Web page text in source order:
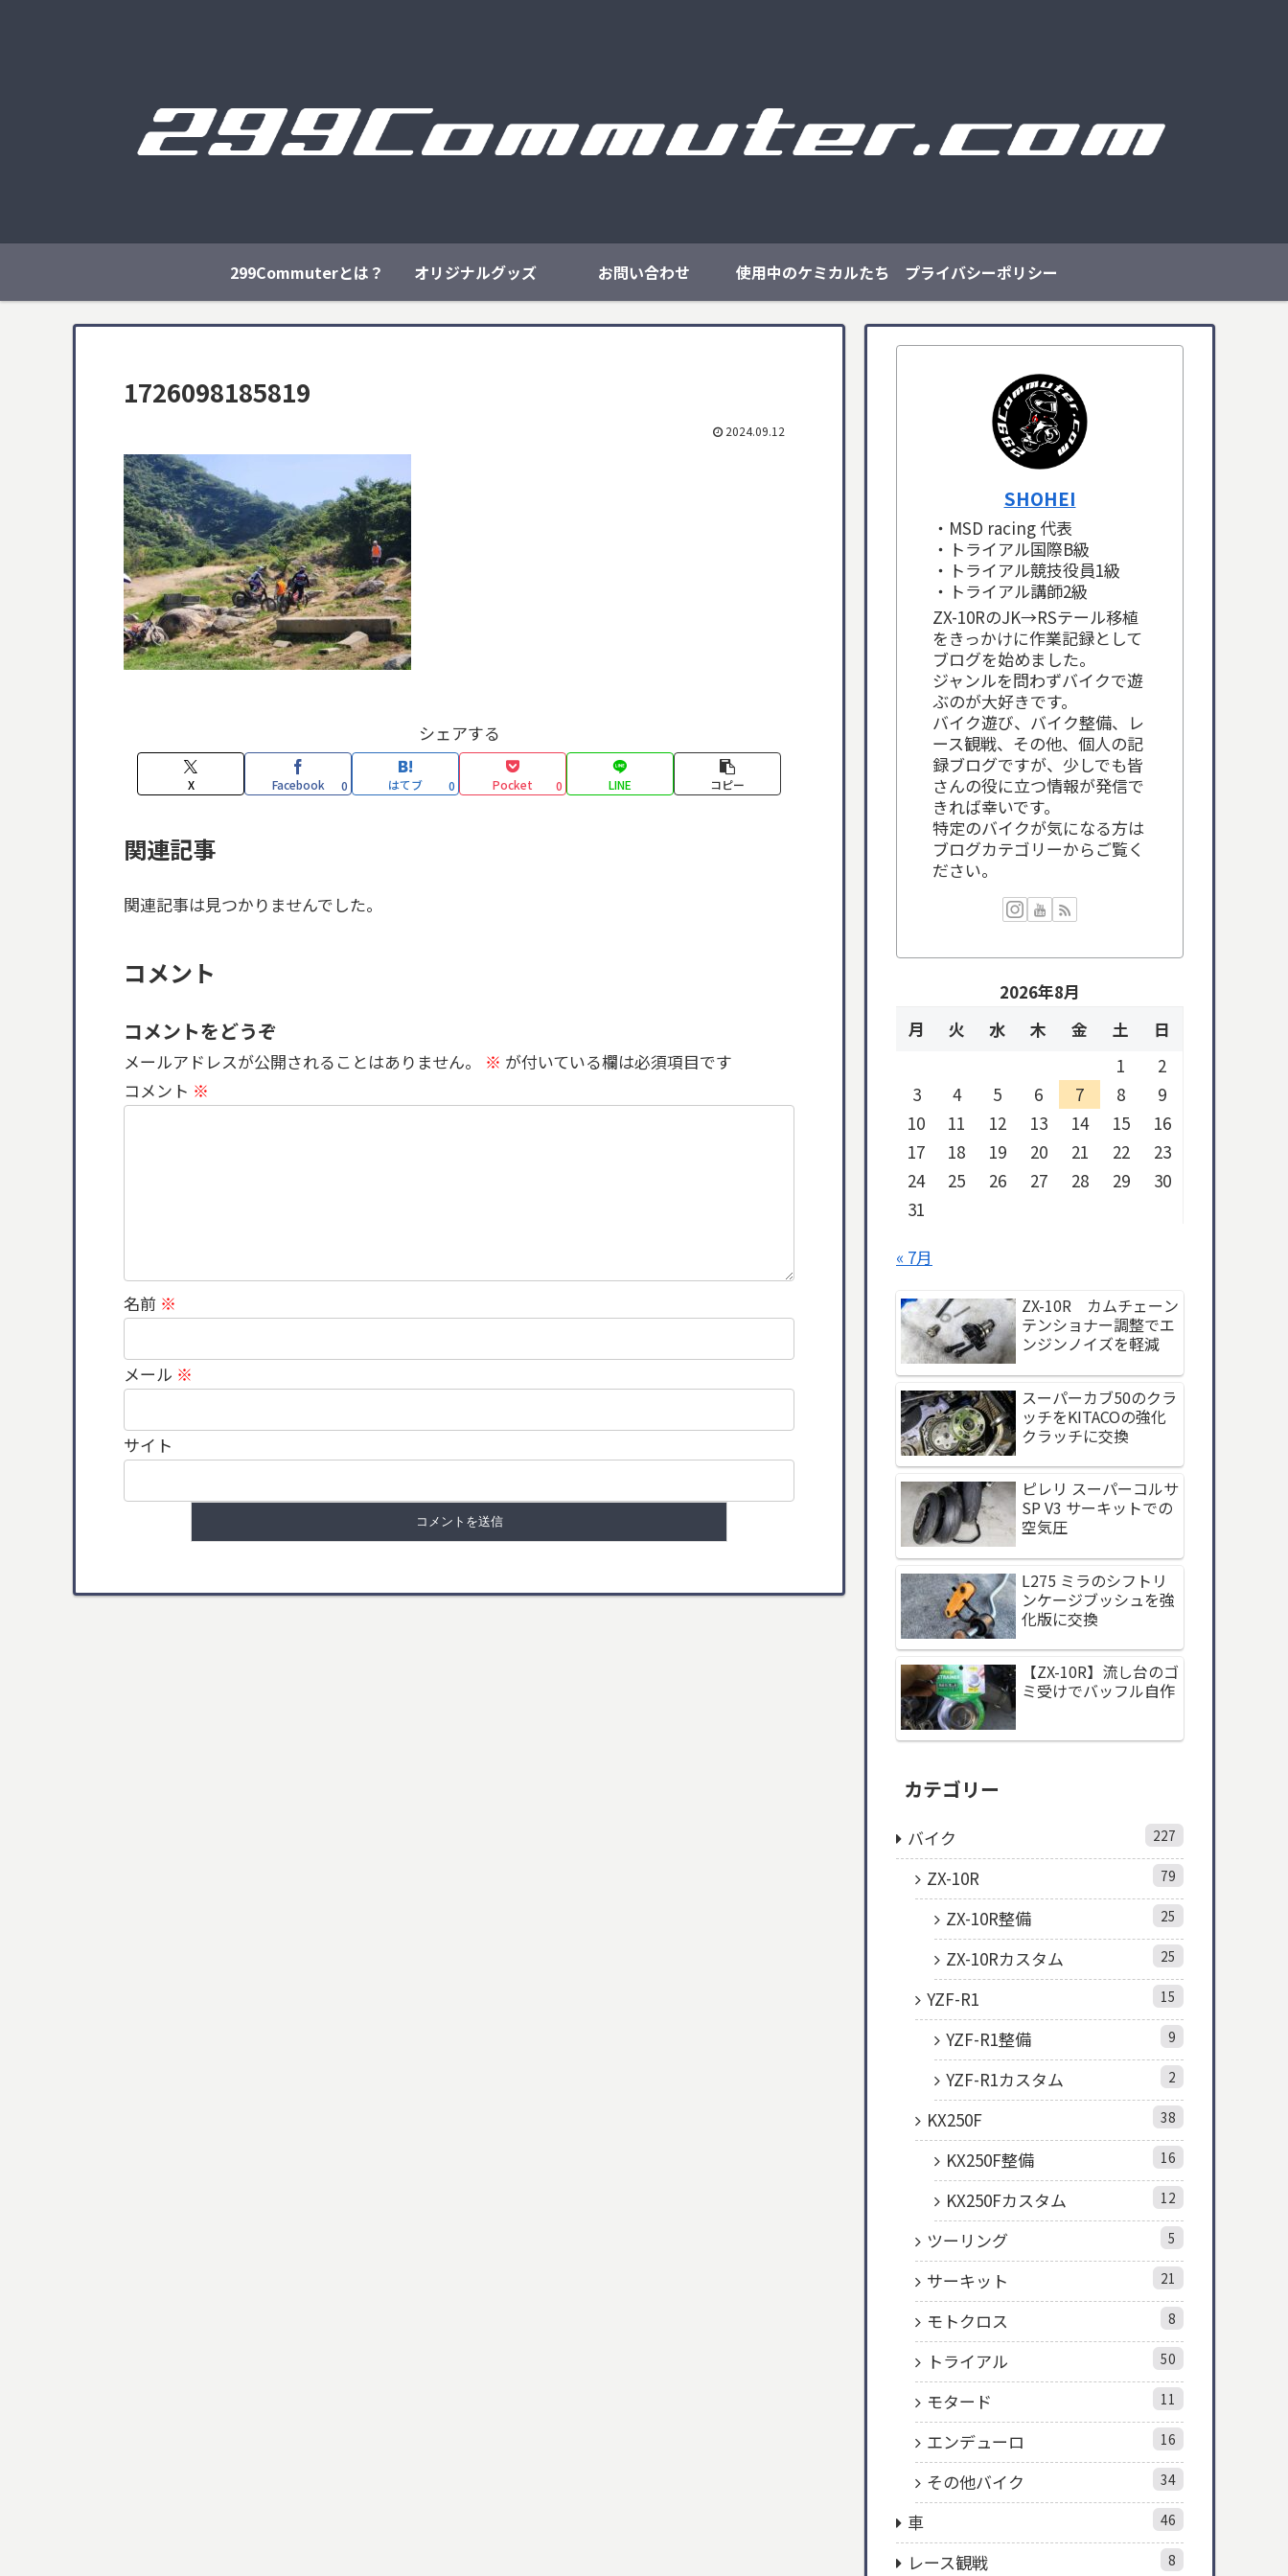
299Commuterとは？ オリジナルグッズ お問い合わせ 使用中のケミカルたち プライバシーポリシー
1726098185819
2024.09.12
シェアする
X Facebook 0 はてブ 0 Pocket 0 LINE コピー
関連記事
関連記事は見つかりませんでした。
コメント
コメントをどうぞ
メールアドレスが公開されることはありません。 ※ が付いている欄は必須項目です
コメント ※
名前 ※
メール ※
サイト
SHOHEI
・MSD racing 代表
・トライアル国際B級
・トライアル競技役員1級
・トライアル講師2級
ZX-10RのJK→RSテール移植
をきっかけに作業記録として
ブログを始めました。
ジャンルを問わずバイクで遊
ぶのが大好きです。
バイク遊び、バイク整備、レ
ース観戦、その他、個人の記
録ブログですが、少しでも皆
さんの役に立つ情報が発信で
きれば幸いです。
特定のバイクが気になる方は
ブログカテゴリーからご覧く
ださい。
2026年8月
月
火 水 木 金 土
日
1
2
3
4 5 6 7 8
9
10
11 12 13 14 15
16
17
18 19 20 21 22
23
24
25 26 27 28 29
30
31
« 7月
ZX-10R カムチェーン
テンショナー調整でエ
ンジンノイズを軽減
スーパーカブ50のクラ
ッチをKITACOの強化
クラッチに交換
ピレリ スーパーコルサ
SP V3 サーキットでの
空気圧
L275 ミラのシフトリ
ンケージブッシュを強
化版に交換
【ZX-10R】流し台のゴ
ミ受けでバッフル自作
カテゴリー
バイク 227
ZX-10R 79
ZX-10R整備 25
ZX-10Rカスタム 25
YZF-R1 15
YZF-R1整備 9
YZF-R1カスタム 2
KX250F 38
KX250F整備 16
KX250Fカスタム 12
ツーリング 5
サーキット 21
モトクロス 8
トライアル 50
モタード 11
エンデューロ 16
その他バイク 34
車 46
レース観戦 8